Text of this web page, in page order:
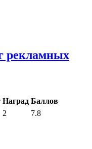
рекламных
Наград Баллов
2 7.8